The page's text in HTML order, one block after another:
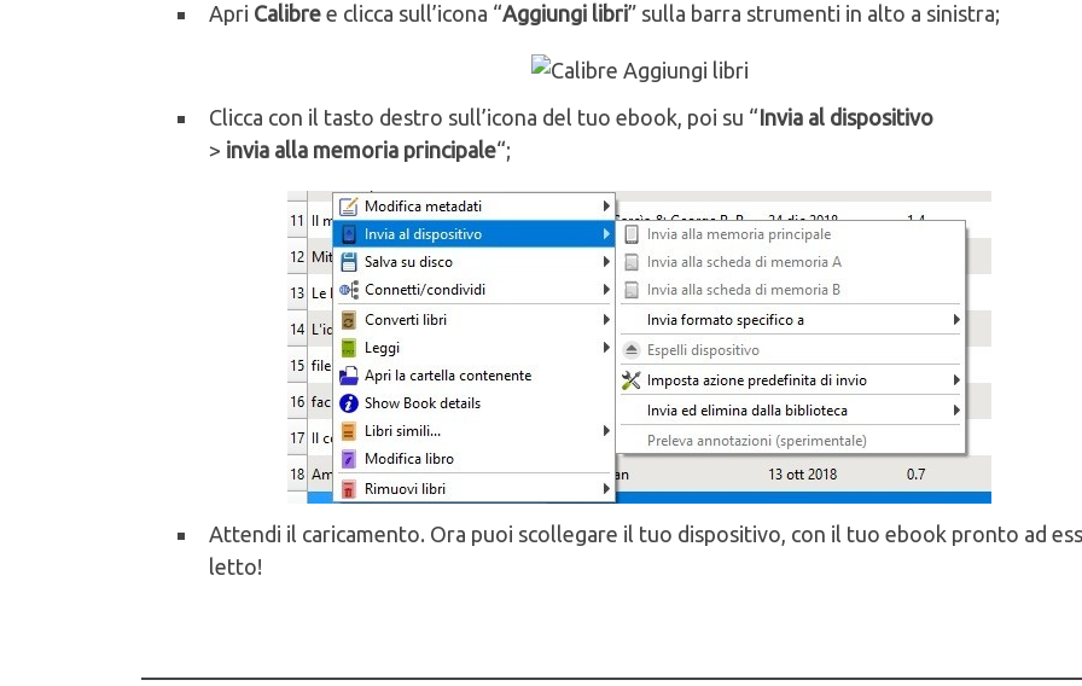
Apri Calibre e clicca sull’icona “Aggiungi libri” sulla barra strumenti in alto a sinistra;
Clicca con il tasto destro sull’icona del tuo ebook, poi su “Invia al dispositivo
> invia alla memoria principale“;
Attendi il caricamento. Ora puoi scollegare il tuo dispositivo, con il tuo ebook pronto ad
letto!